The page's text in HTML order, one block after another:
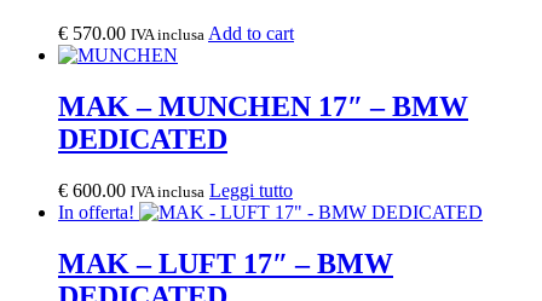
€ 570.00 IVA inclusa Add to cart
MAK – MUNCHEN 17″ – BMW
DEDICATED
€ 600.00 IVA inclusa Leggi tutto
In offerta!
MAK – LUFT 17″ – BMW